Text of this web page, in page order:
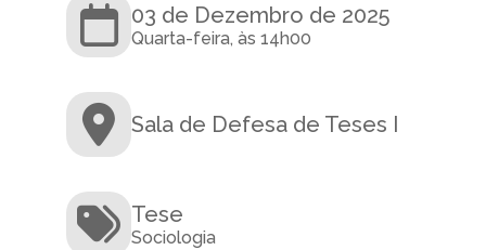
03 de Dezembro de 2025
Quarta-feira, às 14h00
Sala de Defesa de Teses I
Tese
Sociologia